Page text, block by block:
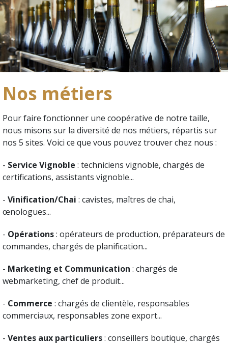
Nos métiers
Pour faire fonctionner une coopérative de notre taille,
nous misons sur la diversité de nos métiers, répartis sur
nos 5 sites. Voici ce que vous pouvez trouver chez nous :
- Service Vignoble : techniciens vignoble, chargés de
certifications, assistants vignoble...
- Vinification/Chai : cavistes, maîtres de chai,
œnologues...
- Opérations: opérateurs de production, préparateurs de
commandes, chargés de planification...
- Marketing et Communication : chargés de
webmarketing, chef de produit...
- Commerce : chargés de clientèle, responsables
commerciaux, responsables zone export...
- Ventes aux particuliers: conseillers boutique, chargés